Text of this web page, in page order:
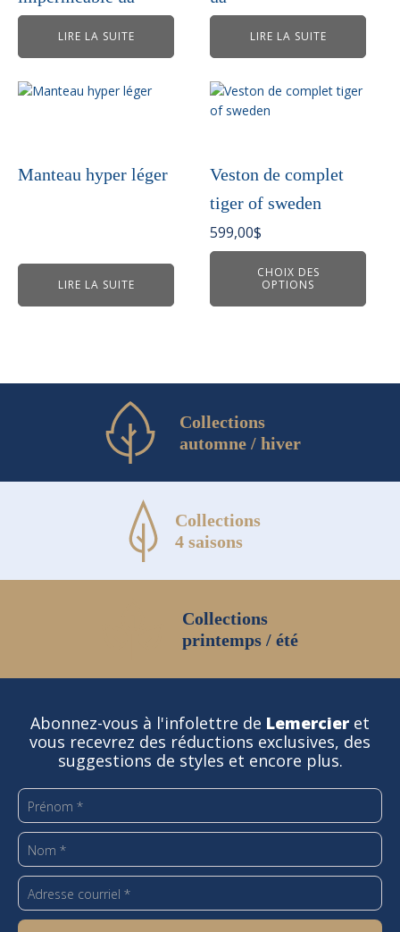
LIRE LA SUITE LIRE LA SUITE
Manteau hyper léger
LIRE LA SUITE
Veston de complet
tiger of sweden
599,00$
CHOIX DES
OPTIONS
Ce
produit
variations.
options
peuvent
être
la
Collections
automne / hiver
Collections
4 saisons
Collections
printemps / été
Abonnez-vous à l'infolettre de Lemercier et
vous recevrez des réductions exclusives, des
suggestions de styles et encore plus.